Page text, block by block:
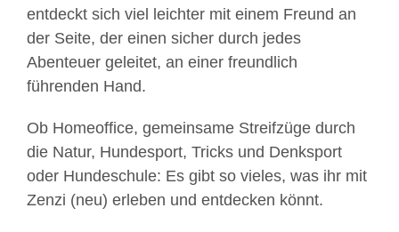
entdeckt sich viel leichter mit einem Freund an
der Seite, der einen sicher durch jedes
Abenteuer geleitet, an einer freundlich
führenden Hand.
Ob Homeoffice, gemeinsame Streifzüge durch
die Natur, Hundesport, Tricks und Denksport
oder Hundeschule: Es gibt so vieles, was ihr mit
Zenzi (neu) erleben und entdecken könnt.